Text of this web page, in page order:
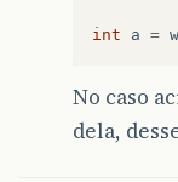
int a =
No caso
dela,